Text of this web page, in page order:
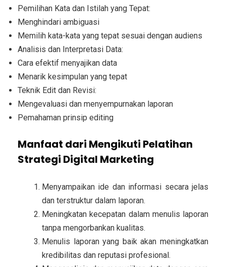
Pemilihan Kata dan Istilah yang Tepat:
Menghindari ambiguasi
Memilih kata-kata yang tepat sesuai dengan audiens
Analisis dan Interpretasi Data:
Cara efektif menyajikan data
Menarik kesimpulan yang tepat
Teknik Edit dan Revisi:
Mengevaluasi dan menyempurnakan laporan
Pemahaman prinsip editing
Manfaat dari Mengikuti Pelatihan
Strategi Digital Marketing
Menyampaikan ide dan informasi secara jelas
dan terstruktur dalam laporan.
Meningkatan kecepatan dalam menulis laporan
tanpa mengorbankan kualitas.
Menulis laporan yang baik akan meningkatkan
kredibilitas dan reputasi profesional.